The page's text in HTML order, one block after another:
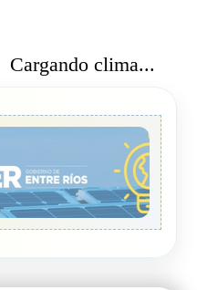
Cargando clima...